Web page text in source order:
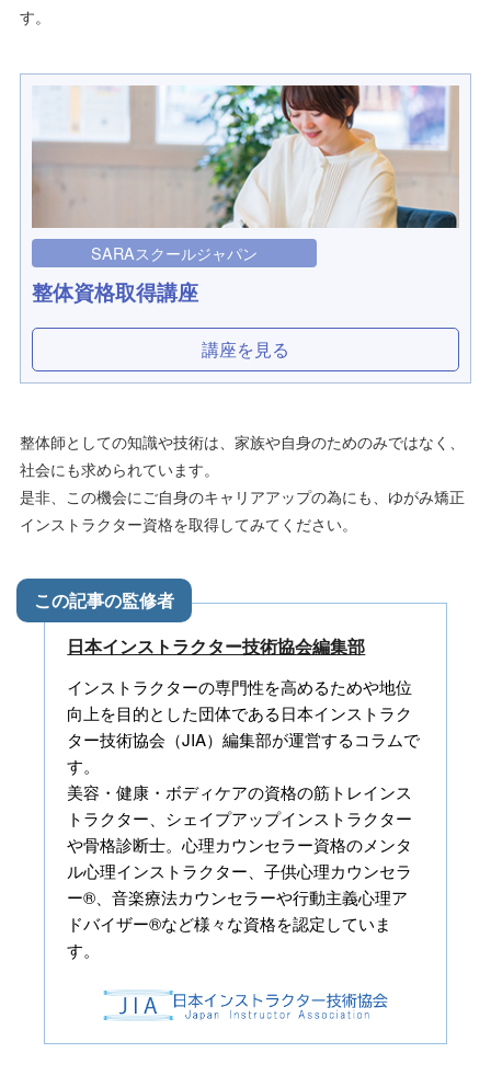
す。
SARAスクールジャパン
整体資格取得講座
講座を見る
整体師としての知識や技術は、家族や自身のためのみではなく、
社会にも求められています。
是非、この機会にご自身のキャリアアップの為にも、ゆがみ矯正
インストラクター資格を取得してみてください。
日本インストラクター技術協会編集部
インストラクターの専門性を高めるためや地位
向上を目的とした団体である日本インストラク
ター技術協会（JIA）編集部が運営するコラムで
す。
美容・健康・ボディケアの資格の筋トレインス
トラクター、シェイプアップインストラクター
や骨格診断士。心理カウンセラー資格のメンタ
ル心理インストラクター、子供心理カウンセラ
ー®、音楽療法カウンセラーや行動主義心理ア
ドバイザー®など様々な資格を認定していま
す。